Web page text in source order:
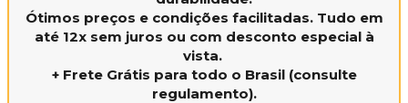
está vazio :(
Navegue pela loja e encontre os
produtos que você procura.
Ótimos preços e condições facilitadas. Tudo em
até 12x sem juros ou com desconto especial à
vista.
+ Frete Grátis para todo o Brasil (consulte
regulamento).